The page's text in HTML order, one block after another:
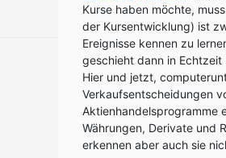
Kurse haben möchte,
der Kursentwicklung) ist
Ereignisse kennen zu
geschieht dann in
Hier und jetzt,
Verkaufsentscheidungen
Aktienhandelsprogramme
Währungen, Derivate und
erkennen aber auch sie